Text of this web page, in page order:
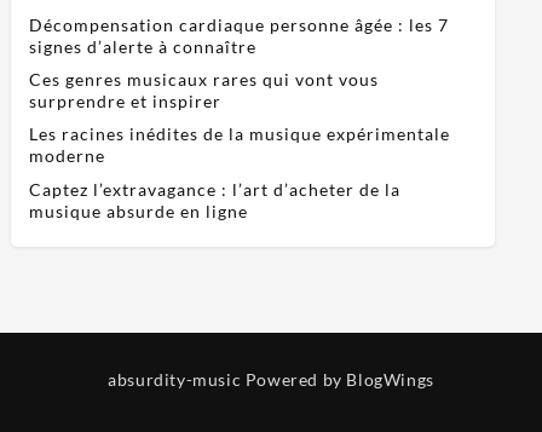
Décompensation cardiaque personne âgée : les 7
signes d’alerte à connaître
Ces genres musicaux rares qui vont vous
surprendre et inspirer
Les racines inédites de la musique expérimentale
moderne
Captez l’extravagance : l’art d’acheter de la
musique absurde en ligne
absurdity-music Powered by BlogWings